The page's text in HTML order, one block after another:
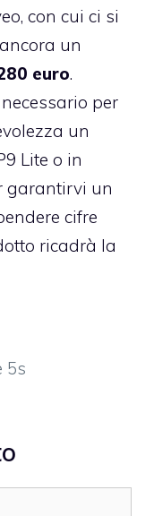
con cui ci si
un
euro.
per
un
Lite o in
garantirvi un
cifre
ricadrà la
5s